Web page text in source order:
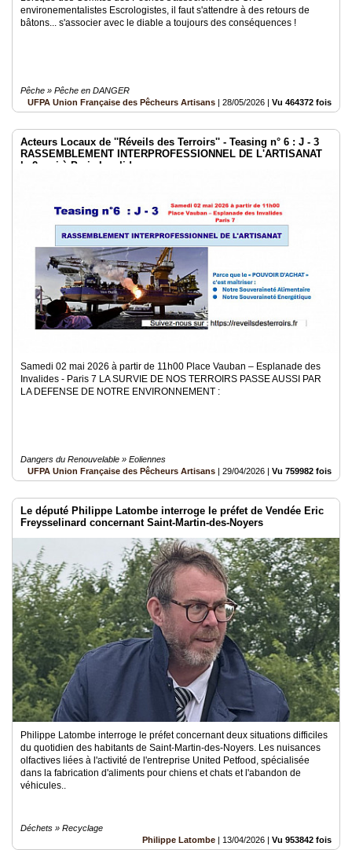
environementalistes Escrologistes, il faut s'attendre à des retours de
bâtons... s'associer avec le diable a toujours des conséquences !
Pêche » Pêche en DANGER
UFPA Union Française des Pêcheurs Artisans | 28/05/2026 | Vu 464372 fois
Acteurs Locaux de ''Réveils des Terroirs'' - Teasing n° 6 : J - 3
RASSEMBLEMENT INTERPROFESSIONNEL DE L'ARTISANAT
le 2 mai à Paris Invalides
Samedi 02 mai 2026 à partir de 11h00 Place Vauban – Esplanade des
Invalides - Paris 7 LA SURVIE DE NOS TERROIRS PASSE AUSSI PAR
LA DEFENSE DE NOTRE ENVIRONNEMENT :
Dangers du Renouvelable » Eoliennes
UFPA Union Française des Pêcheurs Artisans | 29/04/2026 | Vu 759982 fois
Le député Philippe Latombe interroge le préfet de Vendée Eric
Freysselinard concernant Saint-Martin-des-Noyers
Philippe Latombe interroge le préfet concernant deux situations difficiles
du quotidien des habitants de Saint-Martin-des-Noyers. Les nuisances
olfactives liées à l'activité de l'entreprise United Petfood, spécialisée
dans la fabrication d'aliments pour chiens et chats et l'abandon de
véhicules..
Déchets » Recyclage
Philippe Latombe | 13/04/2026 | Vu 953842 fois